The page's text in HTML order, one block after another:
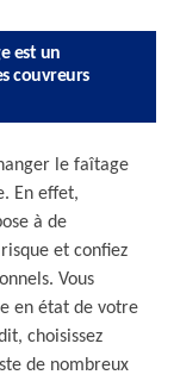
est un
couvreurs
le faîtage
En effet,
à de
et confiez
Vous
en état de votre
choisissez
de nombreux